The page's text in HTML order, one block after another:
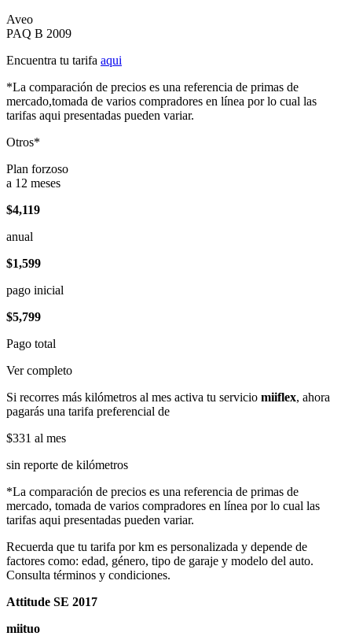
Aveo
PAQ B 2009
Encuentra tu tarifa aqui
*La comparación de precios es una referencia de primas de
mercado,tomada de varios compradores en línea por lo cual las
tarifas aqui presentadas pueden variar.
Otros*
Plan forzoso
a 12 meses
$4,119
anual
$1,599
pago inicial
$5,799
Pago total
Ver completo
Si recorres más kilómetros al mes activa tu servicio miiflex, ahora
pagarás una tarifa preferencial de
$331 al mes
sin reporte de kilómetros
*La comparación de precios es una referencia de primas de
mercado, tomada de varios compradores en línea por lo cual las
tarifas aqui presentadas pueden variar.
Recuerda que tu tarifa por km es personalizada y depende de
factores como: edad, género, tipo de garaje y modelo del auto.
Consulta términos y condiciones.
Attitude SE 2017
miituo